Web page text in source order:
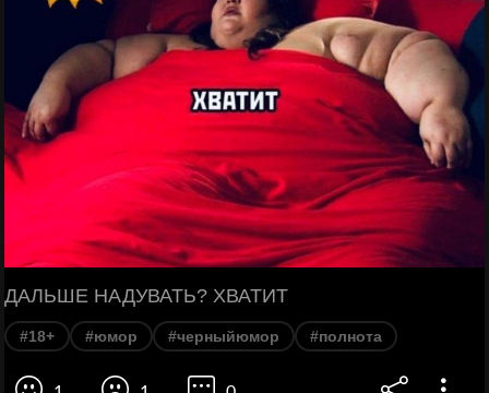
ДАЛЬШЕ НАДУВАТЬ? ХВАТИТ
#18+ #юмор #черныйюмор #полнота